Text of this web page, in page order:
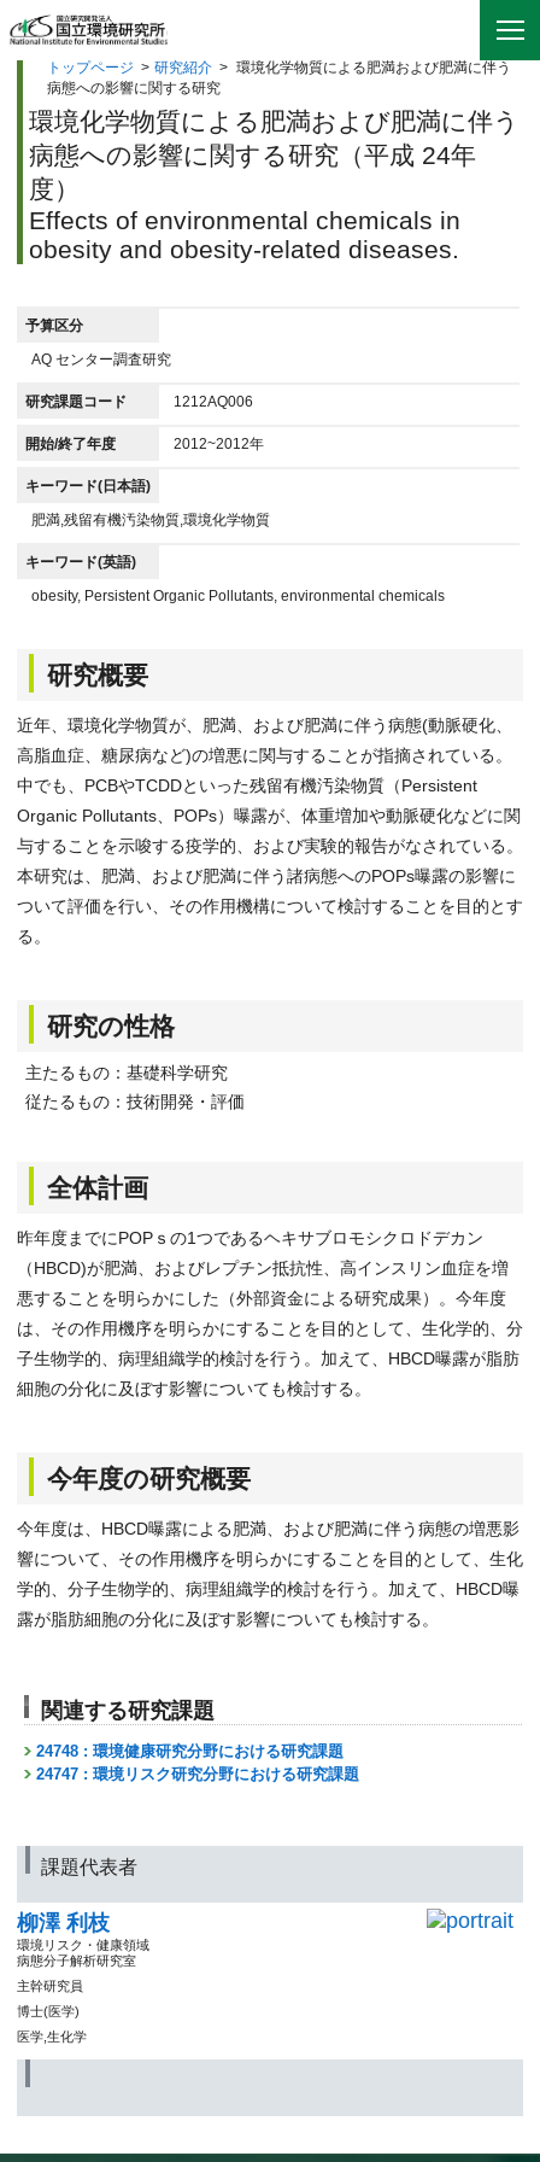
トップページ > 研究紹介 > 環境化学物質による肥満および肥満に伴う
病態への影響に関する研究
環境化学物質による肥満および肥満に伴う
病態への影響に関する研究（平成 24年
度）
Effects of environmental chemicals in
obesity and obesity-related diseases.
予算区分
AQ センター調査研究
研究課題コード 1212AQ006
開始/終了年度 2012~2012年
キーワード(日本語)
肥満,残留有機汚染物質,環境化学物質
キーワード(英語)
obesity, Persistent Organic Pollutants, environmental chemicals
研究概要
近年、環境化学物質が、肥満、および肥満に伴う病態(動脈硬化、
高脂血症、糖尿病など)の増悪に関与することが指摘されている。
中でも、PCBやTCDDといった残留有機汚染物質（Persistent
Organic Pollutants、POPs）曝露が、体重増加や動脈硬化などに関
与することを示唆する疫学的、および実験的報告がなされている。
本研究は、肥満、および肥満に伴う諸病態へのPOPs曝露の影響に
ついて評価を行い、その作用機構について検討することを目的とす
る。
研究の性格
主たるもの：基礎科学研究
従たるもの：技術開発・評価
全体計画
昨年度までにPOPｓの1つであるヘキサブロモシクロドデカン
（HBCD)が肥満、およびレプチン抵抗性、高インスリン血症を増
悪することを明らかにした（外部資金による研究成果）。今年度
は、その作用機序を明らかにすることを目的として、生化学的、分
子生物学的、病理組織学的検討を行う。加えて、HBCD曝露が脂肪
細胞の分化に及ぼす影響についても検討する。
今年度の研究概要
今年度は、HBCD曝露による肥満、および肥満に伴う病態の増悪影
響について、その作用機序を明らかにすることを目的として、生化
学的、分子生物学的、病理組織学的検討を行う。加えて、HBCD曝
露が脂肪細胞の分化に及ぼす影響についても検討する。
関連する研究課題
24748 : 環境健康研究分野における研究課題
24747 : 環境リスク研究分野における研究課題
課題代表者
柳澤 利枝
環境リスク・健康領域
病態分子解析研究室
主幹研究員
博士(医学)
医学,生化学